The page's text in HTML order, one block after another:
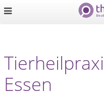
Essen